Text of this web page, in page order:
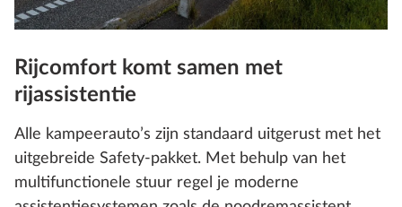
Rijcomfort komt samen met
rijassistentie
Alle kampeerauto’s zijn standaard uitgerust met het
uitgebreide Safety-pakket. Met behulp van het
multifunctionele stuur regel je moderne